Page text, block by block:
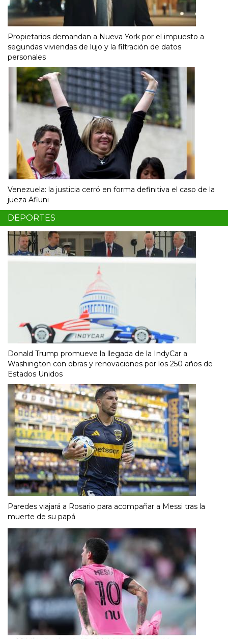
Propietarios demandan a Nueva York por el impuesto a
segundas viviendas de lujo y la filtración de datos
personales
Venezuela: la justicia cerró en forma definitiva el caso de la
jueza Afiuni
DEPORTES
Donald Trump promueve la llegada de la IndyCar a
Washington con obras y renovaciones por los 250 años de
Estados Unidos
Paredes viajará a Rosario para acompañar a Messi tras la
muerte de su papá